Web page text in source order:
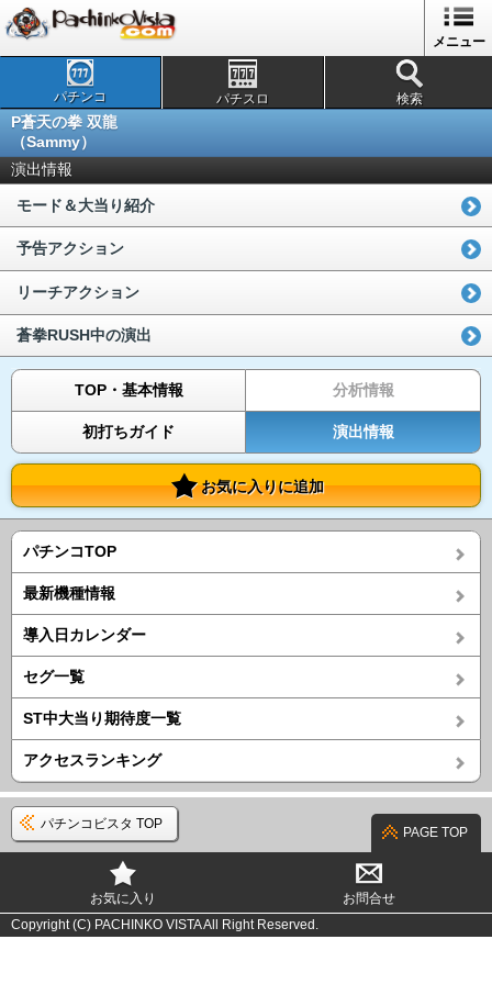
メニュー
パチンコ パチスロ 検索
P蒼天の拳 双龍
（Sammy）
演出情報
モード＆大当り紹介
予告アクション
リーチアクション
蒼拳RUSH中の演出
TOP・基本情報 分析情報
初打ちガイド 演出情報
お気に入りに追加
パチンコTOP
最新機種情報
導入日カレンダー
セグ一覧
ST中大当り期待度一覧
アクセスランキング
パチンコビスタ TOP
PAGE TOP
お気に入り
お問合せ
Copyright (C) PACHINKO VISTA All Right Reserved.